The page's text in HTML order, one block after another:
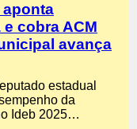
aponta
cobra ACM
avança
estadual
da
Ideb 2025…